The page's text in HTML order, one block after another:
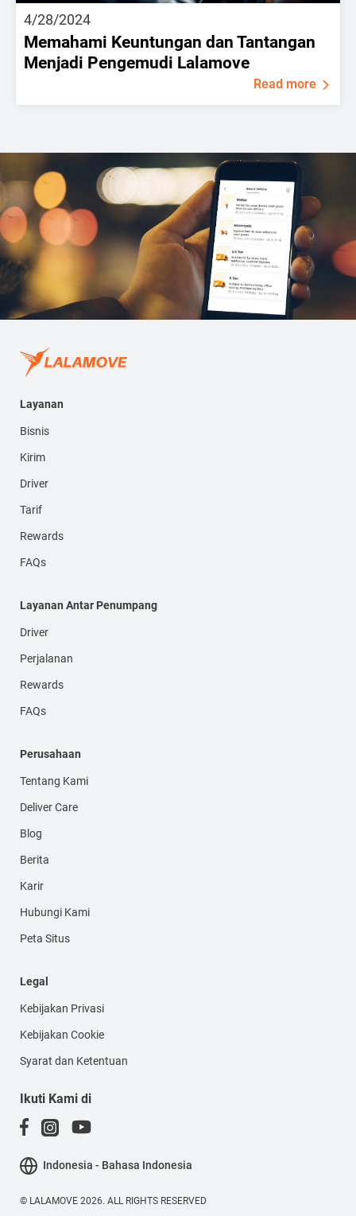
4/28/2024
Memahami Keuntungan dan Tantangan
Menjadi Pengemudi Lalamove
Read more
Layanan
Bisnis
Kirim
Driver
Tarif
Rewards
FAQs
Layanan Antar Penumpang
Driver
Perjalanan
Rewards
FAQs
Perusahaan
Tentang Kami
Deliver Care
Blog
Berita
Karir
Hubungi Kami
Peta Situs
Legal
Kebijakan Privasi
Kebijakan Cookie
Syarat dan Ketentuan
Ikuti Kami di
Indonesia - Bahasa Indonesia
© LALAMOVE 2026. ALL RIGHTS RESERVED